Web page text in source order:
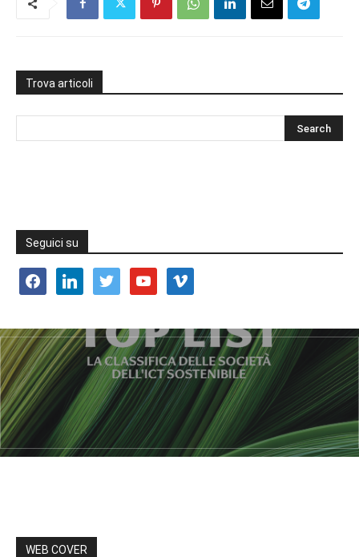
Trova articoli
Seguici su
facebooklinkedin twitter youtube vimeo
WEB COVER